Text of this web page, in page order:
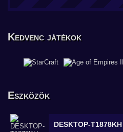
Kedvenc játékok
Eszközök
DESKTOP-T1878KH